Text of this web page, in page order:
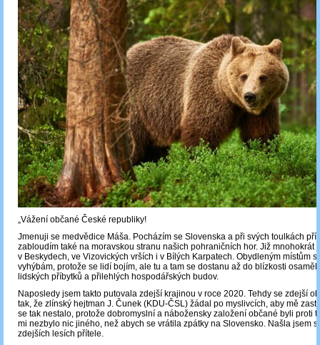
„Vážení občané České republiky!
Jmenuji se medvědice Máša. Pocházím se Slovenska a při svých toulkách
zabloudím také na moravskou stranu našich pohraničních hor. Již mnohokrát
v Beskydech, ve Vizovických vrších i v Bílých Karpatech. Obydleným místům
vyhýbám, protože se lidí bojím, ale tu a tam se dostanu až do blízkosti
lidských příbytků a přilehlých hospodářských budov.
Naposledy jsem takto putovala zdejší krajinou v roce 2020. Tehdy se zdejší
tak, že zlínský hejtman J. Čunek (KDU-ČSL) žádal po myslivcích, aby mě
se tak nestalo, protože dobromyslní a nábožensky založení občané byli proti
mi nezbylo nic jiného, než abych se vrátila zpátky na Slovensko. Našla jsem
zdejších lesích přítele.